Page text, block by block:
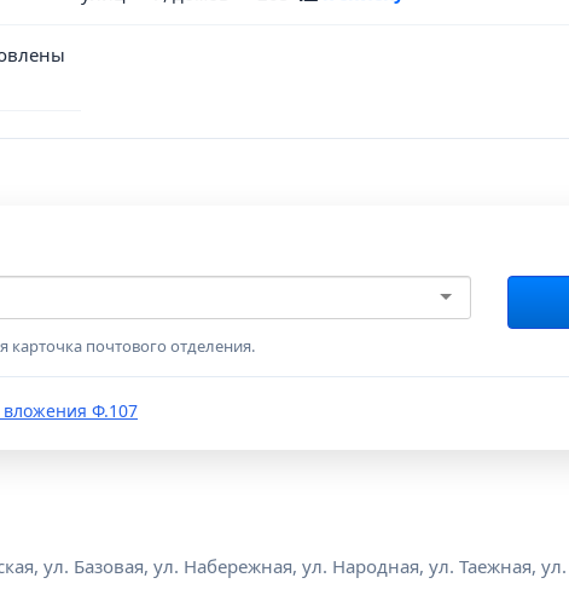
карточка почтового отделения.
Ф.107
ул. Базовая, ул. Набережная, ул. Народная, ул. Таежная,